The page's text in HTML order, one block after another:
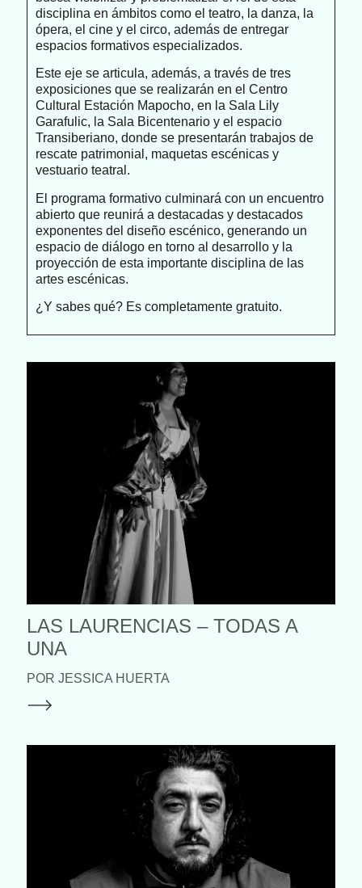
disciplina en ámbitos como el teatro, la danza, la
ópera, el cine y el circo, además de entregar
espacios formativos especializados.
Este eje se articula, además, a través de tres
exposiciones que se realizarán en el Centro
Cultural Estación Mapocho, en la Sala Lily
Garafulic, la Sala Bicentenario y el espacio
Transiberiano, donde se presentarán trabajos de
rescate patrimonial, maquetas escénicas y
vestuario teatral.
El programa formativo culminará con un encuentro
abierto que reunirá a destacadas y destacados
exponentes del diseño escénico, generando un
espacio de diálogo en torno al desarrollo y la
proyección de esta importante disciplina de las
artes escénicas.
¿Y sabes qué? Es completamente gratuito.
LAS LAURENCIAS – TODAS A
UNA
POR JESSICA HUERTA